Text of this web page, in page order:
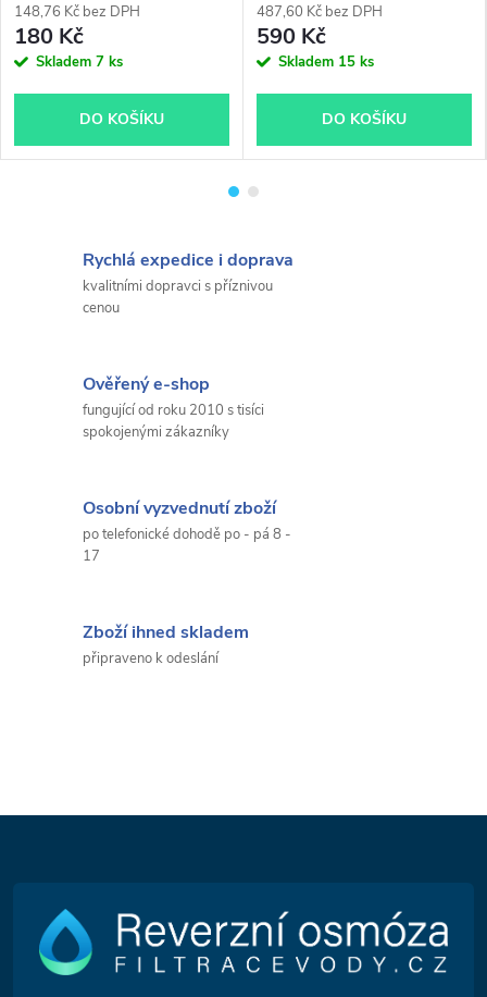
148,76 Kč bez DPH
180 Kč
Skladem 7 ks
DO KOŠÍKU
487,60 Kč bez DPH
590 Kč
Skladem 15 ks
DO KOŠÍKU
Rychlá expedice i doprava
kvalitními dopravci s příznivou
cenou
Ověřený e-shop
fungující od roku 2010 s tisíci
spokojenými zákazníky
Osobní vyzvednutí zboží
po telefonické dohodě po - pá 8 -
17
Zboží ihned skladem
připraveno k odeslání